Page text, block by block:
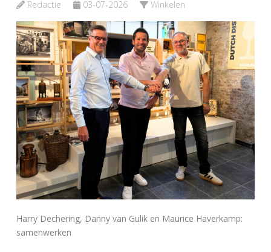
Redactie 03-07-2026 Winkelen
Harry Dechering, Danny van Gulik en Maurice Haverkamp:
samenwerken